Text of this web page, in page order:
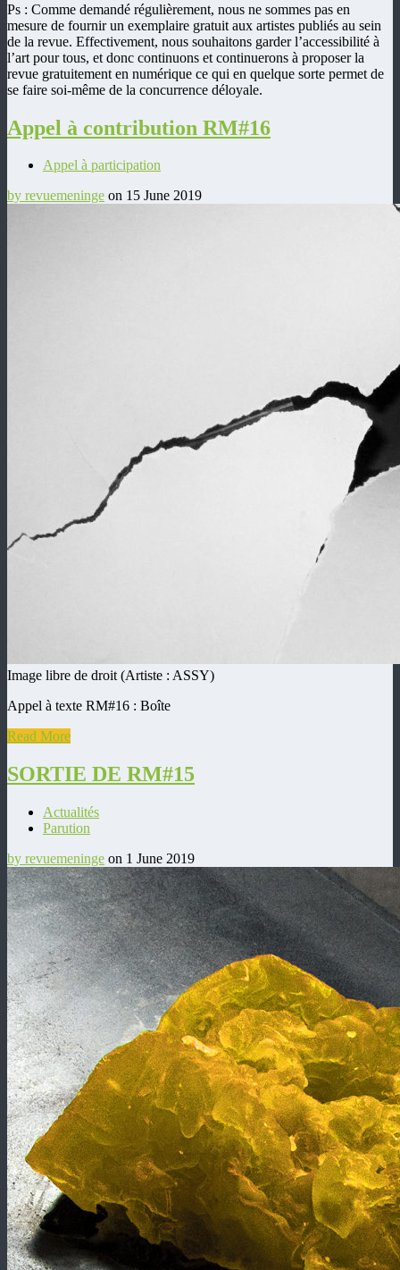
Ps : Comme demandé régulièrement, nous ne sommes pas en
mesure de fournir un exemplaire gratuit aux artistes publiés au sein
de la revue. Effectivement, nous souhaitons garder l’accessibilité à
l’art pour tous, et donc continuons et continuerons à proposer la
revue gratuitement en numérique ce qui en quelque sorte permet de
se faire soi-même de la concurrence déloyale.
Appel à contribution RM#16
Appel à participation
by revuemeninge on 15 June 2019
Image libre de droit (Artiste : ASSY)
Appel à texte RM#16 : Boîte
Read More
SORTIE DE RM#15
Actualités
Parution
by revuemeninge on 1 June 2019